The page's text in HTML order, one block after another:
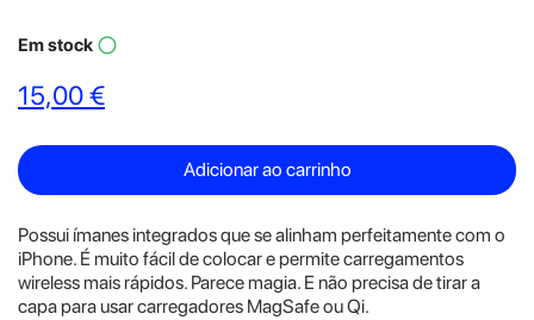
Em stock panorama_fish_eye
15,00 €
Adicionar ao carrinho
Possui ímanes integrados que se alinham perfeitamente com o
iPhone. É muito fácil de colocar e permite carregamentos
wireless mais rápidos. Parece magia. E não precisa de tirar a
capa para usar carregadores MagSafe ou Qi.